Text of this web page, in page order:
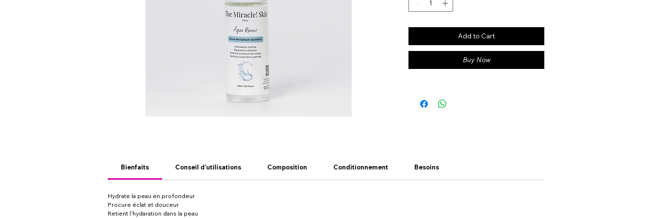
Add to Cart
Buy Now
Bienfaits Conseil d’utilisations Composition Conditionnement Besoins
Hydrate la peau en profondeur
Procure éclat et douceur
Retient l’hydaration dans la peau